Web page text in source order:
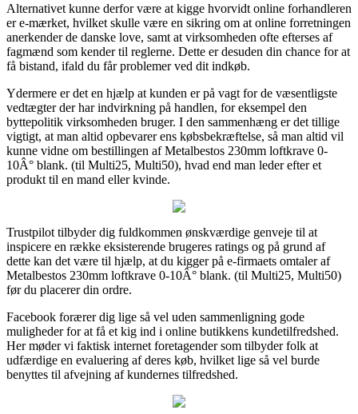
Alternativet kunne derfor være at kigge hvorvidt online forhandleren
er e-mærket, hvilket skulle være en sikring om at online forretningen
anerkender de danske love, samt at virksomheden ofte efterses af
fagmænd som kender til reglerne. Dette er desuden din chance for at
få bistand, ifald du får problemer ved dit indkøb.
Ydermere er det en hjælp at kunden er på vagt for de væsentligste
vedtægter der har indvirkning på handlen, for eksempel den
byttepolitik virksomheden bruger. I den sammenhæng er det tillige
vigtigt, at man altid opbevarer ens købsbekræftelse, så man altid vil
kunne vidne om bestillingen af Metalbestos 230mm loftkrave 0-
10Â° blank. (til Multi25, Multi50), hvad end man leder efter et
produkt til en mand eller kvinde.
Trustpilot tilbyder dig fuldkommen ønskværdige genveje til at
inspicere en række eksisterende brugeres ratings og på grund af
dette kan det være til hjælp, at du kigger på e-firmaets omtaler af
Metalbestos 230mm loftkrave 0-10Â° blank. (til Multi25, Multi50)
før du placerer din ordre.
Facebook forærer dig lige så vel uden sammenligning gode
muligheder for at få et kig ind i online butikkens kundetilfredshed.
Her møder vi faktisk internet foretagender som tilbyder folk at
udfærdige en evaluering af deres køb, hvilket lige så vel burde
benyttes til afvejning af kundernes tilfredshed.